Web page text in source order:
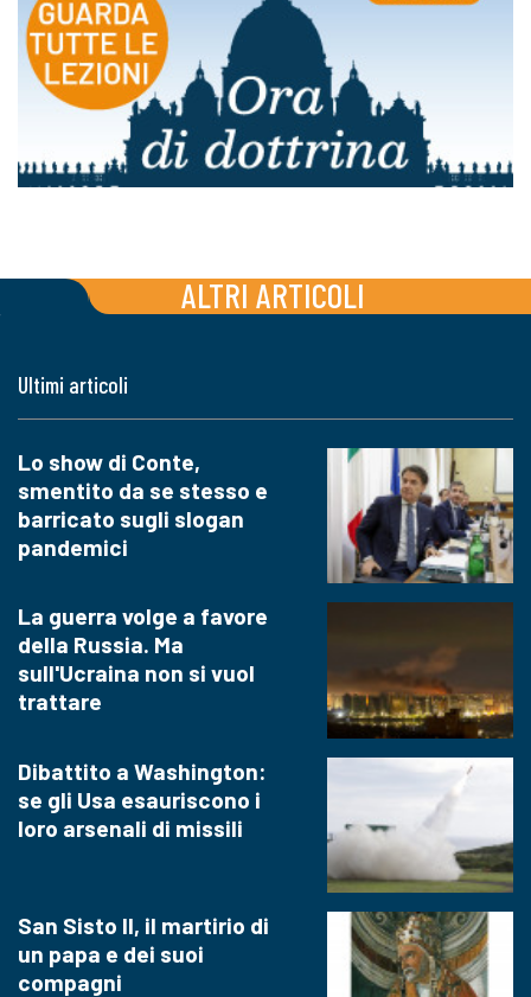
ALTRI ARTICOLI
Ultimi articoli
Lo show di Conte,
smentito da se stesso e
barricato sugli slogan
pandemici
La guerra volge a favore
della Russia. Ma
sull'Ucraina non si vuol
trattare
Dibattito a Washington:
se gli Usa esauriscono i
loro arsenali di missili
San Sisto II, il martirio di
un papa e dei suoi
compagni